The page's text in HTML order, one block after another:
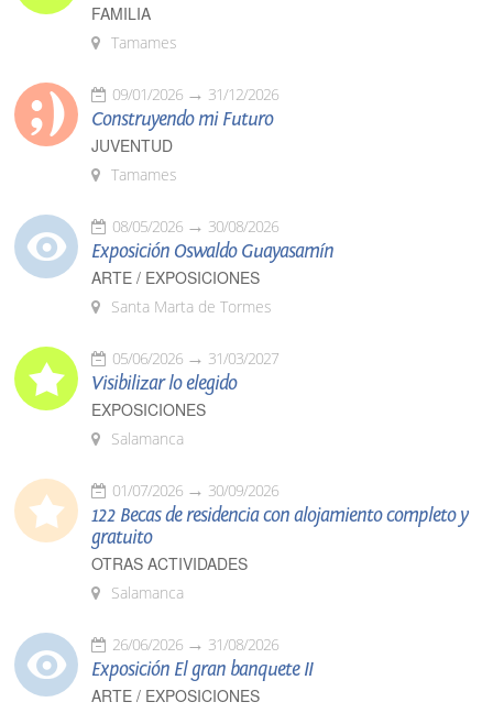
FAMILIA
Tamames
09/01/2026 31/12/2026
Construyendo mi Futuro
JUVENTUD
Tamames
08/05/2026 30/08/2026
Exposición Oswaldo Guayasamín
ARTE / EXPOSICIONES
Santa Marta de Tormes
05/06/2026 31/03/2027
Visibilizar lo elegido
EXPOSICIONES
Salamanca
01/07/2026 30/09/2026
122 Becas de residencia con alojamiento completo y
gratuito
OTRAS ACTIVIDADES
Salamanca
26/06/2026 31/08/2026
Exposición El gran banquete II
ARTE / EXPOSICIONES